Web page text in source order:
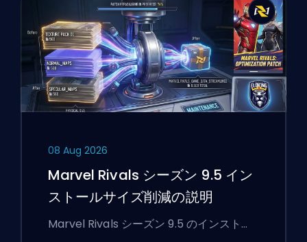
08 Aug 2026
Marvel Rivals シーズン 9.5 イン
ストールサイズ削減の説明
Marvel Rivals シーズン 9.5 のインスト…